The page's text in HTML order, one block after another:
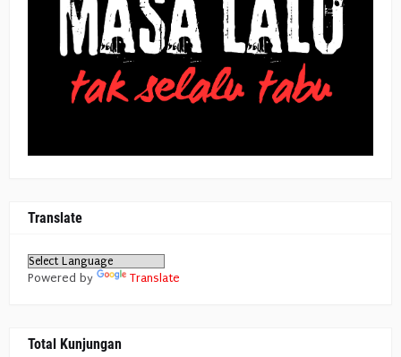
Translate
Powered by Translate
Total Kunjungan